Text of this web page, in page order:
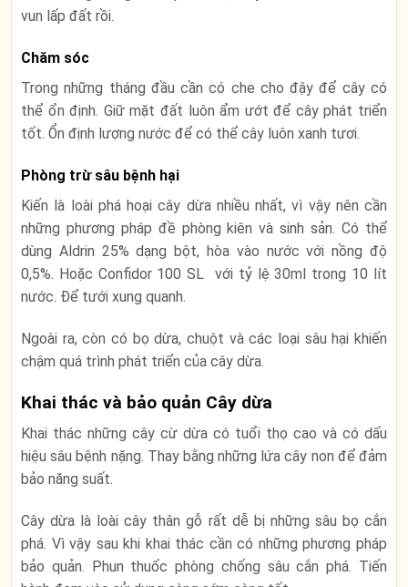
vun lấp đất rồi.
Chăm sóc
Trong những tháng đầu cần có che cho đậy để cây có
thể ổn định. Giữ mặt đất luôn ẩm ướt để cây phát triển
tốt. Ổn định lượng nước để có thể cây luôn xanh tươi.
Phòng trừ sâu bệnh hại
Kiến là loài phá hoại cây dừa nhiều nhất, vì vậy nên cần
những phương pháp đề phòng kiên và sinh sản. Có thể
dùng Aldrin 25% dạng bột, hòa vào nước với nồng độ
0,5%. Hoặc Confidor 100 SL với tỷ lệ 30ml trong 10 lít
nước. Để tưới xung quanh.
Ngoài ra, còn có bọ dừa, chuột và các loại sâu hại khiến
chậm quá trình phát triển của cây dừa.
Khai thác và bảo quản Cây dừa
Khai thác những cây cừ dừa có tuổi thọ cao và có dấu
hiệu sâu bệnh nặng. Thay bằng những lứa cây non để đảm
bảo năng suất.
Cây dừa là loài cây thân gỗ rất dễ bị những sâu bọ cắn
phá. Vì vậy sau khi khai thác cần có những phương pháp
bảo quản. Phun thuốc phòng chống sâu cắn phá. Tiến